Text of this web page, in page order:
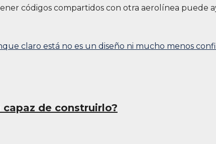
códigos compartidos con otra aerolínea puede
capaz de construirlo?